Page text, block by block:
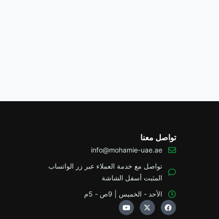
تواصل معنا
info@mohamie-uae.ae
تواصل مع خدمة العملاء عبر زر الواتساب
المثبت أسفل الشاشة
الأحد - الخميس | 9ص - 5م
F
a
c
X
-
t
Y
o
u